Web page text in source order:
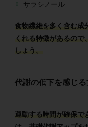
サラシノール
食物繊維を多く含む成
くれる特徴があるので
しょう。
代謝の低下を感じ
運動する時間が確保で